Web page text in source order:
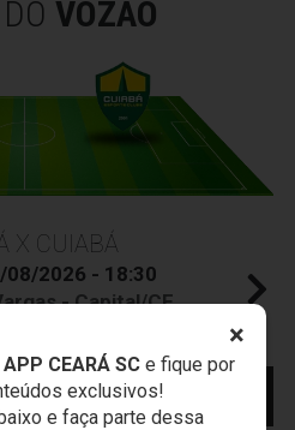
×
APP CEARÁ SCe fique por
exclusivos!
e faça parte dessa
VOZÃO
X CUIABÁ
08/2026 - 18:30
- Capital/CE
• 2º Turno • 22 ª Rodada
COMPRE AQUI SEU
INGRESSO